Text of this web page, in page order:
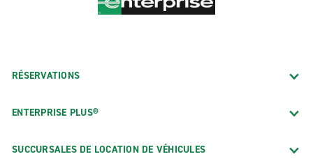
RÉSERVATIONS
ENTERPRISE PLUS®
SUCCURSALES DE LOCATION DE VÉHICULES